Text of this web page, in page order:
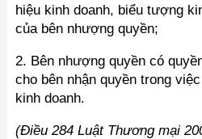
hiệu kinh doanh, biểu tượng
của bên nhượng quyền;
2. Bên nhượng quyền có
cho bên nhận quyền trong
kinh doanh.
(Điều 284 Luật Thương mại